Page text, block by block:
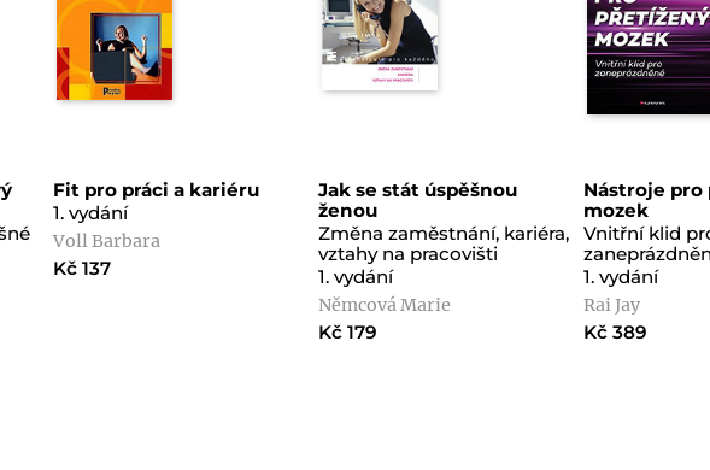
Fit pro práci a kariéru
1. vydání
Voll Barbara
Kč 137
Jak se stát úspěšnou
ženou
Změna zaměstnání, kariéra,
vztahy na pracovišti
1. vydání
Němcová Marie
Kč 179
Nástroje pro
mozek
Vnitřní klid
1. vydání
Rai Jay
Kč 389